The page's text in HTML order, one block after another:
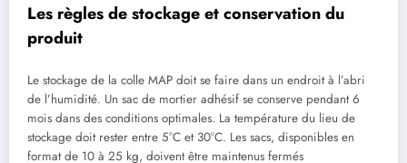
Les règles de stockage et conservation du
produit
Le stockage de la colle MAP doit se faire dans un endroit à l’abri
de l’humidité. Un sac de mortier adhésif se conserve pendant 6
mois dans des conditions optimales. La température du lieu de
stockage doit rester entre 5°C et 30°C. Les sacs, disponibles en
format de 10 à 25 kg, doivent être maintenus fermés